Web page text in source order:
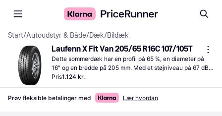
Start/Autoudstyr & Både/Dæk/Bildæk
Laufenn X Fit Van 205/65 R16C 107/105T
Dette sommerdæk har en profil på 65 %, en diameter på
16" og en bredde på 205 mm. Med et støjniveau på 67 dB
får du et dæk med et medium støjniveau.
Pris1.124 kr.
Prøv fleksible betalinger med Lær hvordan